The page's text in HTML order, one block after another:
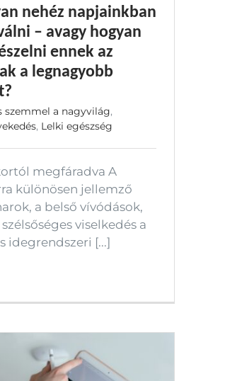
nehéz napjainkban
– avagy hogyan
ennek az
a legnagyobb
szemmel a nagyvilág,
, Lelki egészség
megfáradva A
különösen jellemző
a belső vívódások,
viselkedés a
idegrendszeri [...]